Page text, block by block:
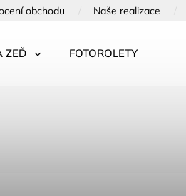
obchodu Naše realizace
ZEĎ FOTOROLETY